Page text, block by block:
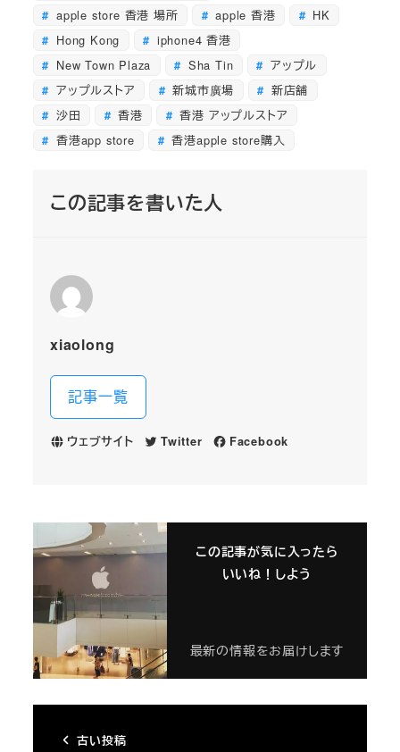
apple store 香港 場所 apple 香港
HK
Hong Kong
iphone4 香港
New Town Plaza
Sha Tin
アップル
アップルストア
新城市廣場
新店舗
沙田
香港
香港 アップルストア
香港app store
香港apple store購入
この記事を書いた人
xiaolong
記事一覧
ウェブサイト Twitter Facebook
この記事が気に入ったら
いいね！しよう
最新の情報をお届けします
古い投稿